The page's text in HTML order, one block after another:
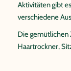
Aktivitäten gibt
verschiedene
Die gemütlichen
Haartrockner,